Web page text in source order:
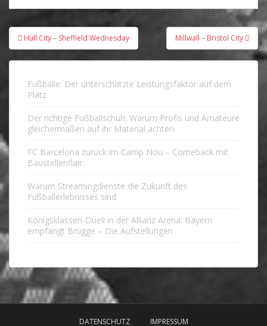
Beitragsnavigation
Hull City – Sheffield Wednesday Millwall – Bristol City
Fußbälle: Der unterschätzte Leistungsfaktor auf dem
Platz
Der richtige Fußballschuh: Warum Profis und Amateure
gleichermaßen auf ihr Material achten
FC Barcelona zurück im Camp Nou – Comeback mit
Baustellenflair
Warum Streamingdienste die Zukunft des
Fußballerlebnisses sind
Königsklassen-Duell in der Allianz Arena: Bayern
empfängt Brügge – Die Aufstellungen
DATENSCHUTZ IMPRESSUM